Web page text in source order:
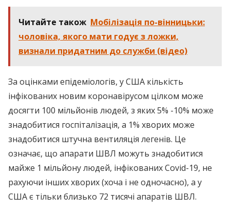
Читайте також Мобілізація по-вінницьки:
чоловіка, якого мати годує з ложки,
визнали придатним до служби (відео)
За оцінками епідеміологів, у США кількість
інфікованих новим коронавірусом цілком може
досягти 100 мільйонів людей, з яких 5% -10% може
знадобитися госпіталізація, а 1% хворих може
знадобитися штучна вентиляція легенів. Це
означає, що апарати ШВЛ можуть знадобитися
майже 1 мільйону людей, інфікованих Covid-19, не
рахуючи інших хворих (хоча і не одночасно), а у
США є тільки близько 72 тисячі апаратів ШВЛ.